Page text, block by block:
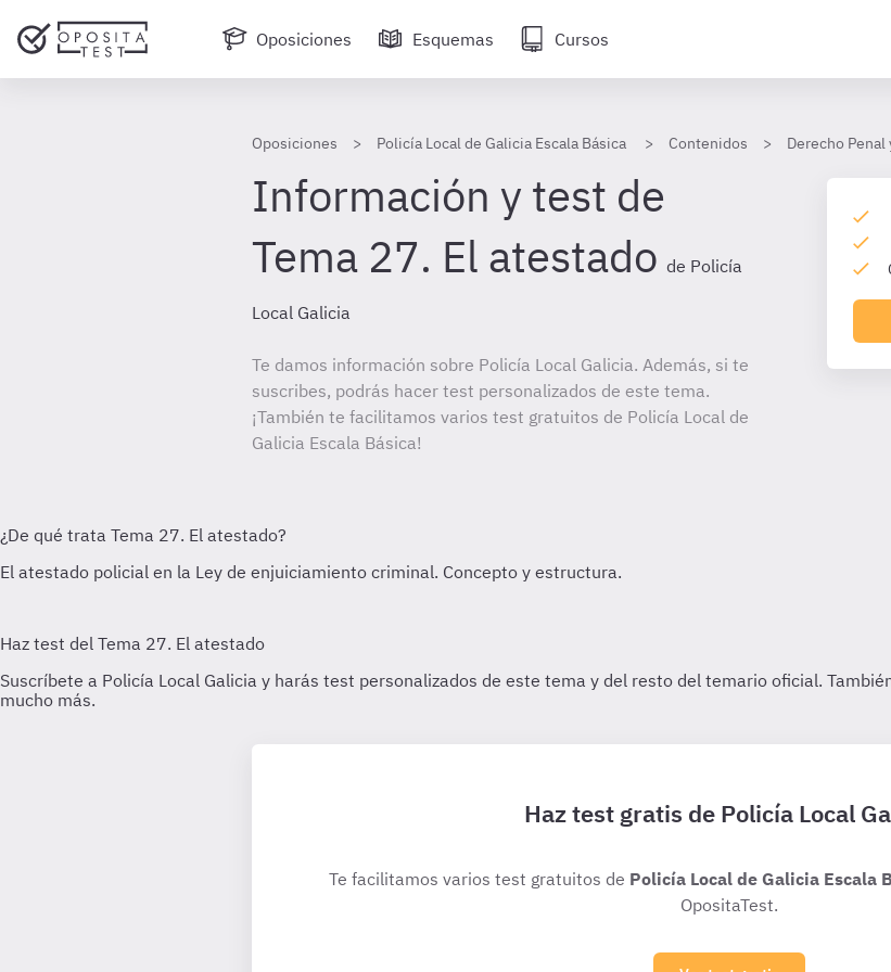
Oposiciones Esquemas Cursos
Oposiciones Policía Local de Galicia Escala Básica Contenidos Derecho
Información y test de
Tema 27. El atestado de Policía
Local Galicia
Te damos información sobre Policía Local Galicia. Además, si te
suscribes, podrás hacer test personalizados de este tema.
¡También te facilitamos varios test gratuitos de Policía Local de
Galicia Escala Básica!
Haz test gratis de Policía Local
Te facilitamos varios test gratuitos de Policía Local de Galicia Escala
OpositaTest.